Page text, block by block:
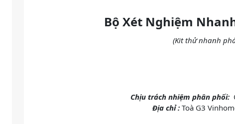
Bộ Xét Nghiệm
(Kit thử nhanh
Chịu trách nhiệm phân phối:
Địa chỉ : Toà G3